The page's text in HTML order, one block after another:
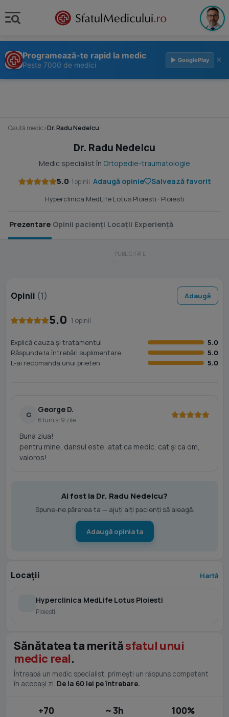
Programează-te rapid la medic
Peste 7000 de medici
▶ GooglePlay ×
Caută medic›Dr. Radu Nedelcu
Dr. Radu Nedelcu
Medic specialist în Ortopedie-traumatologie
5.0· 1 opinii Adaugă opinie Salvează favorit
Hyperclinica MedLife Lotus Ploiesti · Ploiesti
Prezentare Opinii pacienți Locații Experiență
Opinii (1) Adaugă
5.0· 1 opinii
Explică cauza și tratamentul
5.0
Răspunde la întrebări suplimentare
5.0
L-ai recomanda unui prieten
5.0
G
George D.
6 luni si 9 zile
Buna ziua!
pentru mine, dansul este, atat ca medic, cat și ca om,
valoros!
Ai fost la Dr. Radu Nedelcu?
Spune-ne părerea ta — ajuți alți pacienți să aleagă.
Adaugă opinia ta
Locații Hartă
Hyperclinica MedLife Lotus Ploiesti
Ploiesti
Sănătatea ta merităsfatul unui
medic real.
Întreabă un medic specialist, primești un răspuns competent
în aceeași zi. De la 60 lei pe întrebare.
+70 ~ 3h 100%